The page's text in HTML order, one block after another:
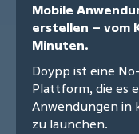
Mobile
erstellen – vom
Minuten.
Doypp ist eine
Plattform, die es
Anwendungen in
zu launchen.